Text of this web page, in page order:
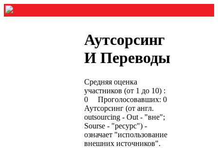
Аутсорсинг
И Переводы
Средняя оценка
участников (от 1 до 10) :
0 Проголосовавших: 0
Аутсорсинг (от англ.
outsourcing - Out - "вне";
Sourse - "ресурс") -
означает "использование
внешних источников".